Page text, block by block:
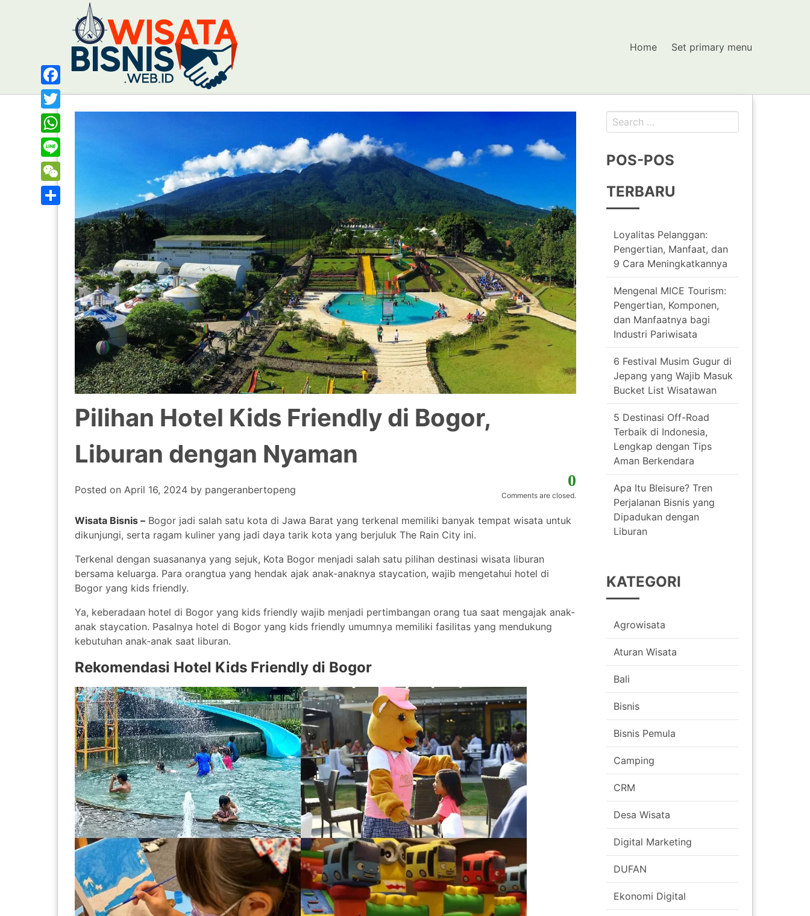
Home Set primary menu
Pilihan Hotel Kids Friendly di Bogor,
Liburan dengan Nyaman
0
Comments are closed.
Posted on April 16, 2024 by pangeranbertopeng
Wisata Bisnis – Bogor jadi salah satu kota di Jawa Barat yang terkenal memiliki banyak tempat wisata untuk
dikunjungi, serta ragam kuliner yang jadi daya tarik kota yang berjuluk The Rain City ini.
Terkenal dengan suasananya yang sejuk, Kota Bogor menjadi salah satu pilihan destinasi wisata liburan
bersama keluarga. Para orangtua yang hendak ajak anak-anaknya staycation, wajib mengetahui hotel di
Bogor yang kids friendly.
Ya, keberadaan hotel di Bogor yang kids friendly wajib menjadi pertimbangan orang tua saat mengajak anak-
anak staycation. Pasalnya hotel di Bogor yang kids friendly umumnya memiliki fasilitas yang mendukung
kebutuhan anak-anak saat liburan.
Rekomendasi Hotel Kids Friendly di Bogor
Facebook
Twitter
WhatsApp
Line
WeChat
POS-POS
TERBARU
Loyalitas Pelanggan:
Pengertian, Manfaat, dan
9 Cara Meningkatkannya
Mengenal MICE Tourism:
Pengertian, Komponen,
dan Manfaatnya bagi
Industri Pariwisata
6 Festival Musim Gugur di
Jepang yang Wajib Masuk
Bucket List Wisatawan
5 Destinasi Off-Road
Terbaik di Indonesia,
Lengkap dengan Tips
Aman Berkendara
Apa Itu Bleisure? Tren
Perjalanan Bisnis yang
Dipadukan dengan
Liburan
KATEGORI
Agrowisata
Aturan Wisata
Bali
Bisnis
Bisnis Pemula
Camping
CRM
Desa Wisata
Digital Marketing
DUFAN
Ekonomi Digital